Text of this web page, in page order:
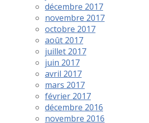
décembre 2017
novembre 2017
octobre 2017
août 2017
juillet 2017
juin 2017
avril 2017
mars 2017
février 2017
décembre 2016
novembre 2016